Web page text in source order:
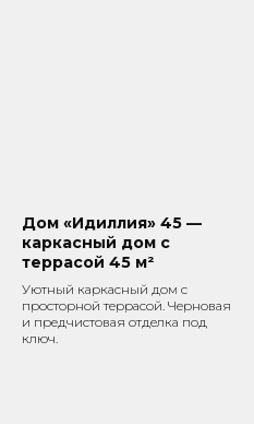
Дом «Идиллия» 45 —
каркасный дом с
террасой 45 м²
Уютный каркасный дом с
просторной террасой. Черновая
и предчистовая отделка под
ключ.